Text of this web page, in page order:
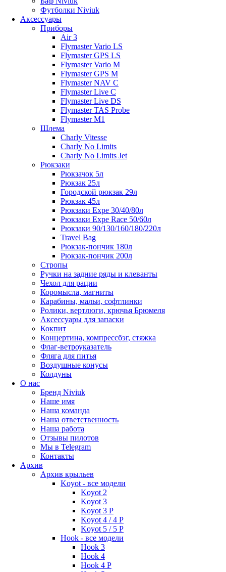
Футболки Niviuk
Аксессуары
Приборы
Air 3
Flymaster Vario LS
Flymaster GPS LS
Flymaster Vario M
Flymaster GPS M
Flymaster NAV C
Flymaster Live C
Flymaster Live DS
Flymaster TAS Probe
Flymaster M1
Шлема
Charly Vitesse
Charly No Limits
Charly No Limits Jet
Рюкзаки
Рюкзачок 5л
Рюкзак 25л
Городской рюкзак 29л
Рюкзак 45л
Рюкзаки Expe 30/40/80л
Рюкзаки Expe Race 50/60л
Рюкзаки 90/130/160/180/220л
Travel Bag
Рюкзак-пончик 180л
Рюкзак-пончик 200л
Стропы
Ручки на задние ряды и клеванты
Чехол для рации
Коромысла, магниты
Карабины, мальи, софтлинки
Ролики, вертлюги, крючья Брюмеля
Аксессуары для запаски
Кокпит
Концертина, компрессбэг, стяжка
Флаг-ветроуказатель
Фляга для питья
Воздушные конусы
Колдуны
О нас
Бренд Niviuk
Наше имя
Наша команда
Наша ответственность
Наша работа
Отзывы пилотов
Мы в Telegram
Контакты
Архив
Архив крыльев
Koyot - все модели
Koyot 2
Koyot 3
Koyot 3 P
Koyot 4 / 4 P
Koyot 5 / 5 P
Hook - все модели
Hook 3
Hook 4
Hook 4 P